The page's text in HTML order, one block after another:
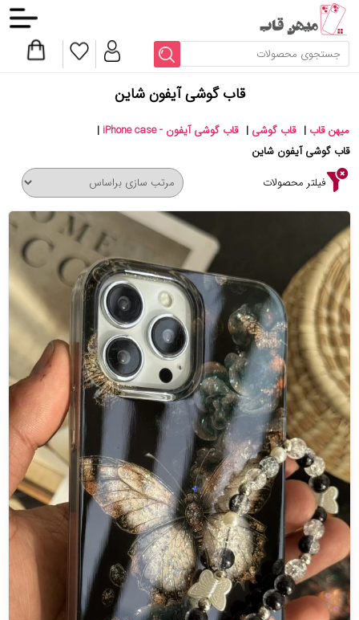
قاب گوشی آیفون شاین
میهن قاب | قاب گوشی | قاب گوشی آیفون - iPhone case
|
قاب گوشی آیفون شاین
فیلتر محصولات